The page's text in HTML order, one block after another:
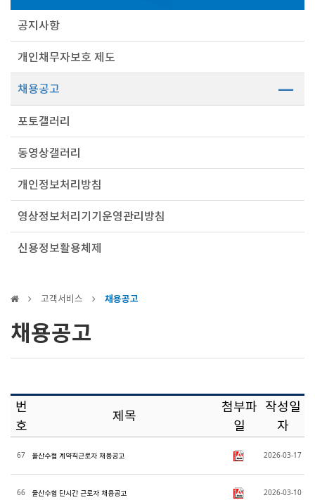
공지사항
개인채무자보호 제도
채용공고
포토갤러리
동영상갤러리
개인정보처리방침
영상정보처리기기운영관리방침
신용정보활용체제
고객서비스 채용공고
채용공고
번
호
제목
첨부파
일
작성일
자
67 울산수협 계약직근로자 채용공고 2026-03-17
66 울산수협 단시간 근로자 채용공고 2026-03-10